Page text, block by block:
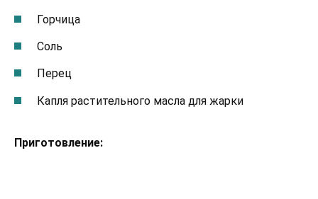
Горчица
Соль
Перец
Капля растительного масла для жарки
Приготовление: